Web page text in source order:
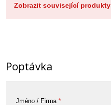
Zobrazit související produkty
Poptávka
Jméno / Firma *